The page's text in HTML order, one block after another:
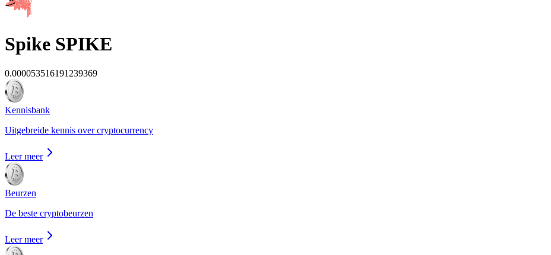
Spike SPIKE
0.000053516191239369
Kennisbank
Uitgebreide kennis over cryptocurrency
Leer meer
Beurzen
De beste cryptobeurzen
Leer meer